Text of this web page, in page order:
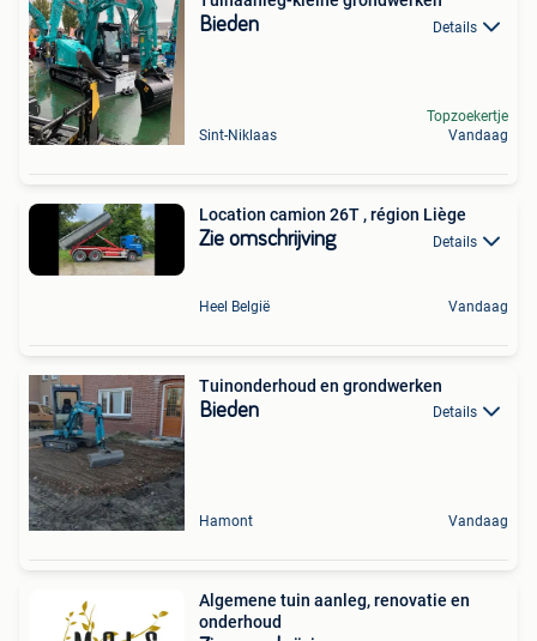
Bieden Details
Sint-Niklaas
Topzoekertje
Vandaag
Location camion 26T , région Liège
Zie omschrijving Details
Heel België Vandaag
Tuinonderhoud en grondwerken
Bieden Details
Hamont Vandaag
Algemene tuin aanleg, renovatie en
onderhoud